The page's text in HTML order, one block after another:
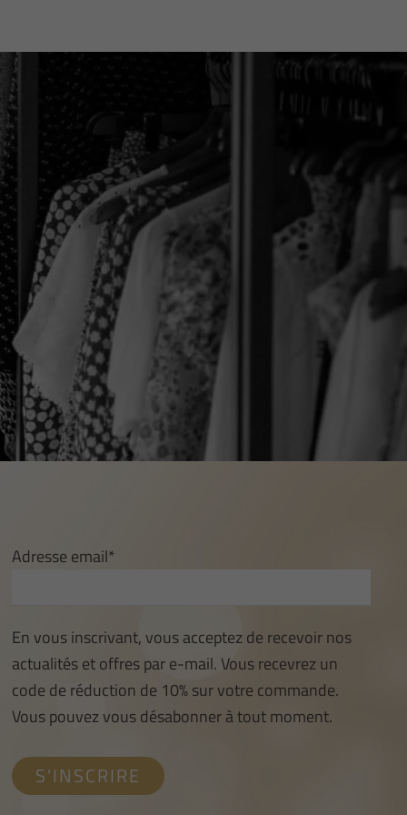
Adresse email*
En vous inscrivant, vous acceptez de recevoir nos
actualités et offres par e-mail. Vous recevrez un
code de réduction de 10% sur votre commande.
Vous pouvez vous désabonner à tout moment.